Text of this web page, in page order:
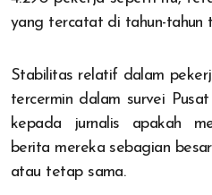
yang tercatat di tahun-tahun
Stabilitas relatif dalam
tercermin dalam survei
kepada jurnalis apakah
berita mereka sebagian
atau tetap sama.